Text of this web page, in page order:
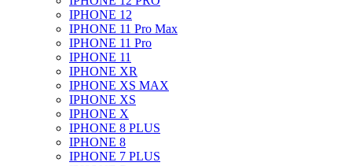
IPHONE 12
IPHONE 11 Pro Max
IPHONE 11 Pro
IPHONE 11
IPHONE XR
IPHONE XS MAX
IPHONE XS
IPHONE X
IPHONE 8 PLUS
IPHONE 8
IPHONE 7 PLUS